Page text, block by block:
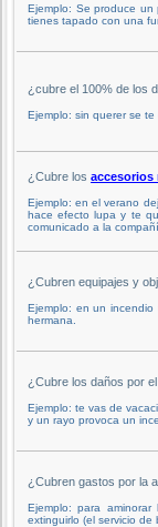
Ejemplo: Se produce
tienes tapado con una
¿cubre el 100% de los
Ejemplo: sin querer se
¿Cubre los accesorios
Ejemplo: en el verano
hace efecto lupa y te
comunicado a la
¿Cubren equipajes y
Ejemplo: en un
hermana.
¿Cubre los daños por
Ejemplo: te vas de
y un rayo provoca un
¿Cubren gastos por la
Ejemplo: para
extinguirlo (el servicio de